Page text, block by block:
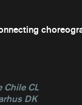
Chile CL
DK